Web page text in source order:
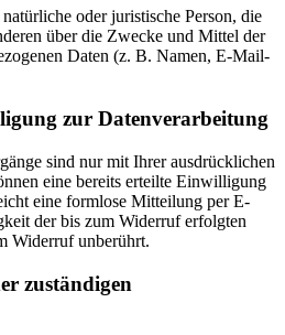
oder juristische Person, die
über die Zwecke und Mittel der
Daten (z. B. Namen, E-Mail-
zur Datenverarbeitung
sind nur mit Ihrer ausdrücklichen
eine bereits erteilte Einwilligung
eine formlose Mitteilung per E-
der bis zum Widerruf erfolgten
Widerruf unberührt.
zuständigen